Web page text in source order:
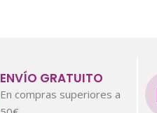
ENVÍO GRATUITO
En compras superiores a